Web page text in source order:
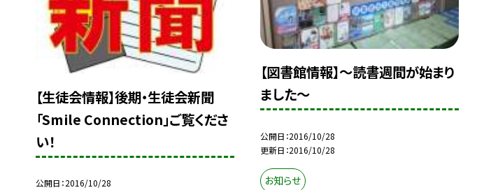
【生徒会情報】後期・生徒会新聞
「Smile Connection」ご覧くださ
い！
公開日 2016/10/28
【図書館情報】〜読書週間が始まり
ました〜
公開日 2016/10/28
更新日 2016/10/28
お知らせ